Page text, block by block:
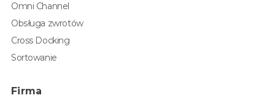
Omni Channel
Obsługa zwrotów
Cross Docking
Sortowanie
Firma